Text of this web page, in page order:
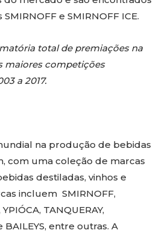
e SMIRNOFF ICE.
total de premiações na
maiores competições
a 2017.
na produção de bebidas
com uma coleção de marcas
destiladas, vinhos e
incluem SMIRNOFF,
TANQUERAY,
BAILEYS, entre outras. A